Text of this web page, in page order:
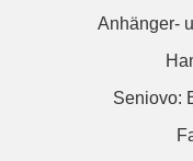
Anhänger-
Seniovo: